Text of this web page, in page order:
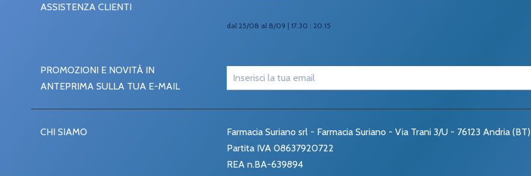
ASSISTENZA CLIENTI
dal 25/08 al 8/09 | 17.30 : 20.15
PROMOZIONI E NOVITÀ IN
ANTEPRIMA SULLA TUA E-MAIL
CHI SIAMO
Farmacia Suriano srl - Farmacia Suriano - Via Trani 3/U - 76123 Andria (BT)
Partita IVA 08637920722
REA n.BA-639894